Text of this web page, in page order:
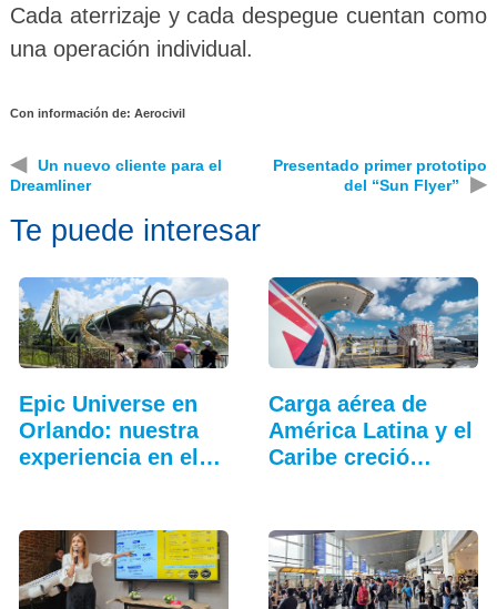
Cada aterrizaje y cada despegue cuentan como
una operación individual.
Con información de: Aerocivil
◀
Un nuevo cliente para el
Dreamliner
Presentado primer prototipo
del “Sun Flyer”
▶
Te puede interesar
Epic Universe en
Orlando: nuestra
experiencia en el…
Carga aérea de
América Latina y el
Caribe creció…